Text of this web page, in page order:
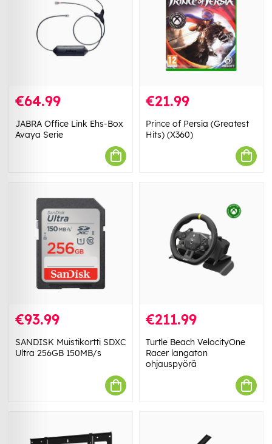
€64.99
JABRA Office Link Ehs-Box
Avaya Serie
€21.99
Prince of Persia (Greatest
Hits) (X360)
€93.99
SANDISK Muistikortti SDXC
Ultra 256GB 150MB/s
€211.99
Turtle Beach VelocityOne
Racer langaton
ohjauspyörä